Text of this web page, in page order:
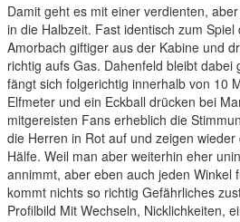
Damit geht es mit einer verdienten,
in die Halbzeit. Fast identisch zum
Amorbach giftiger aus der Kabine und
richtig aufs Gas. Dahenfeld bleibt dabei
fängt sich folgerichtig innerhalb von 10
Elfmeter und ein Eckball drücken bei
mitgereisten Fans erheblich die
die Herren in Rot auf und zeigen
Hälfe. Weil man aber weiterhin eher
annimmt, aber eben auch jeden Winkel
kommt nichts so richtig Gefährliches
Profilbild Mit Wechseln, Nicklichkeiten,